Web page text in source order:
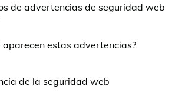
de advertencias de seguridad web
aparecen estas advertencias?
de la seguridad web